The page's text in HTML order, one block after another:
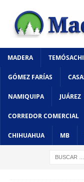
MADERA
GÓMEZ FARÍAS
NAMIQUIPA JUÁREZ
CORREDOR COMERCIAL
CHIHUAHUA MB